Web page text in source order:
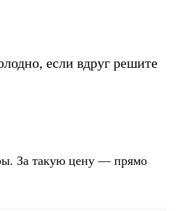
если вдруг решите
За такую цену — прямо